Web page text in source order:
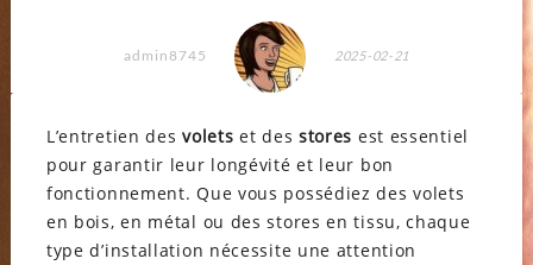
admin8745 2025-02-21
L’entretien desvolets et des stores est essentiel
pour garantir leur longévité et leur bon
fonctionnement. Que vous possédiez des volets
en bois, en métal ou des stores en tissu, chaque
type d’installation nécessite une attention